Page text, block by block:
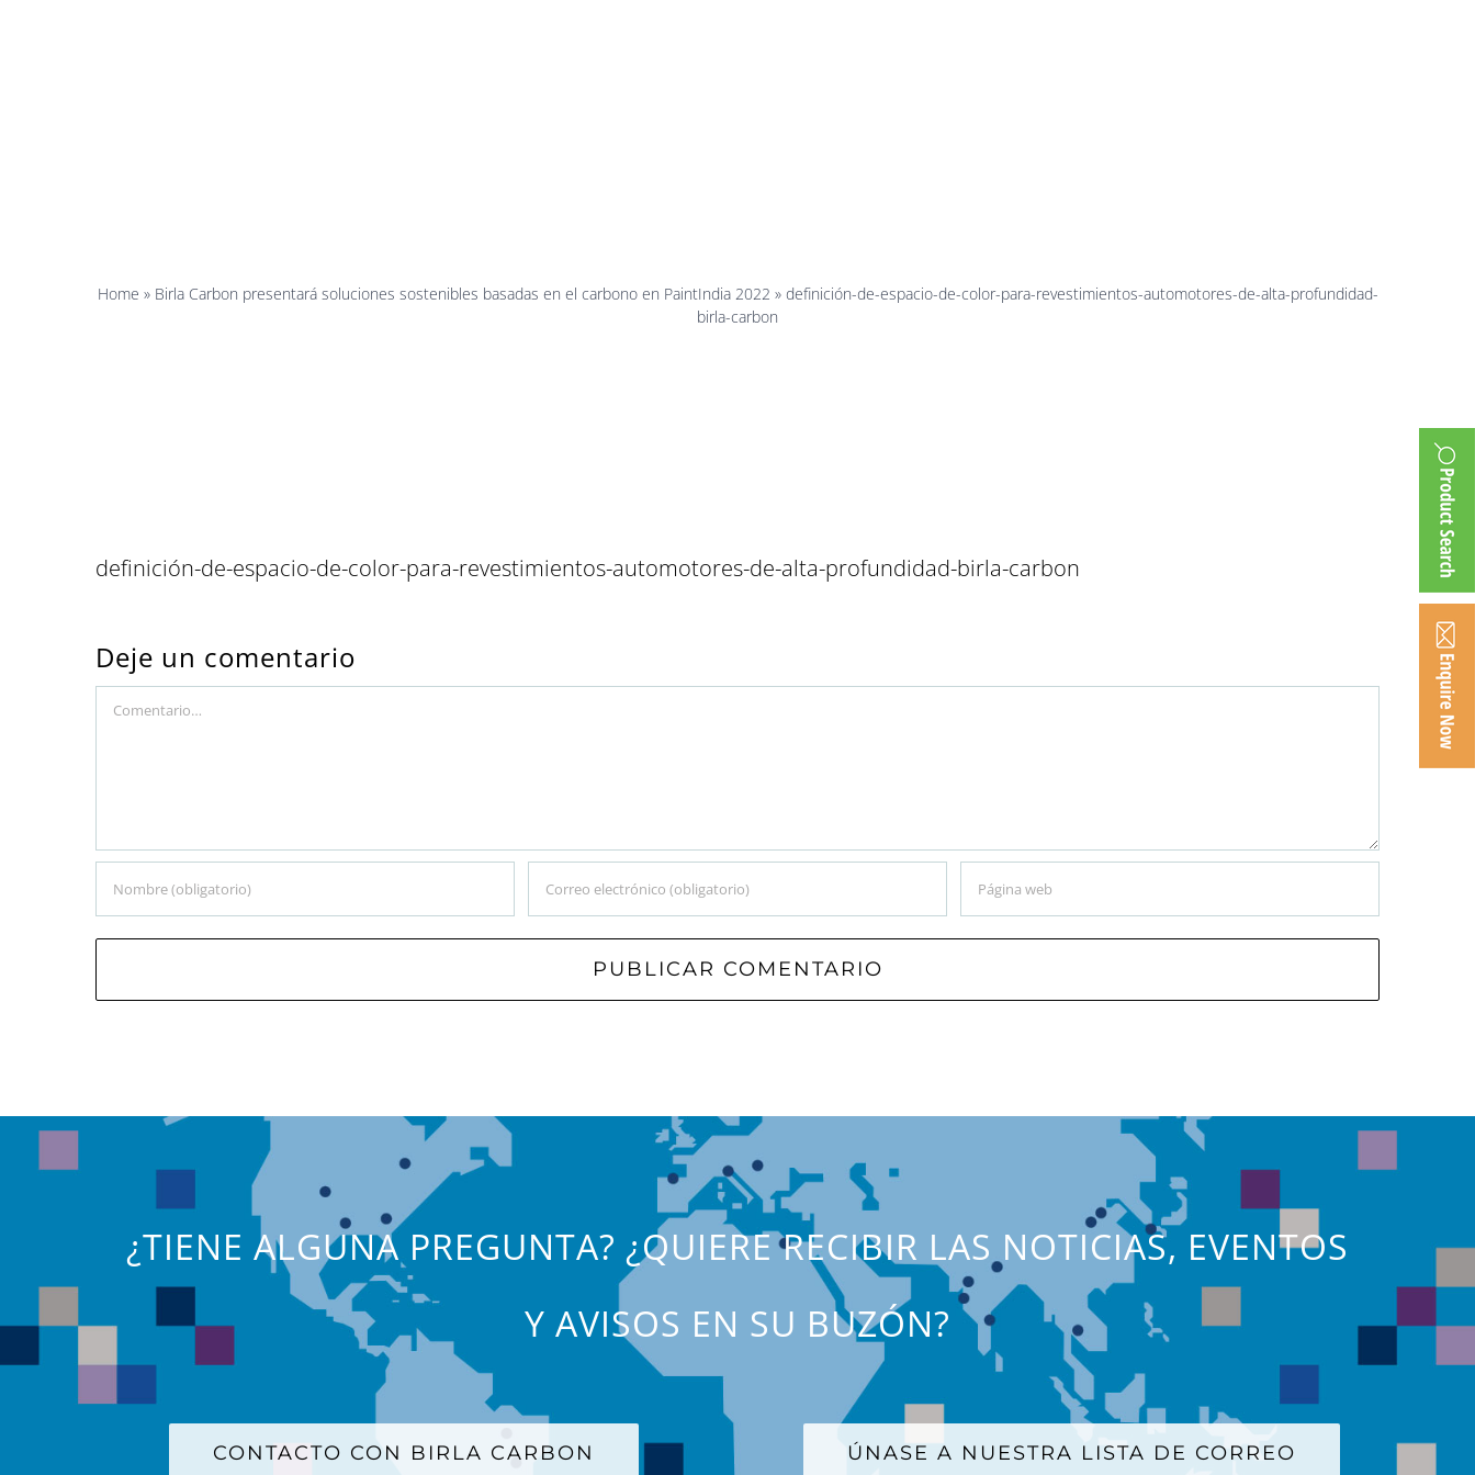
Home » Birla Carbon presentará soluciones sostenibles basadas en el carbono en PaintIndia 2022 » definición-de-espacio-de-color-para-revestimientos-automotores-de-alta-profundidad-
birla-carbon
definición-de-espacio-de-color-para-revestimientos-automotores-de-alta-profundidad-birla-carbon
Deje un comentario
Comment
¿TIENE ALGUNA PREGUNTA? ¿QUIERE RECIBIR LAS NOTICIAS, EVENTOS
Y AVISOS EN SU BUZÓN?
CONTACTO CON BIRLA CARBON ÚNASE A NUESTRA LISTA DE CORREO